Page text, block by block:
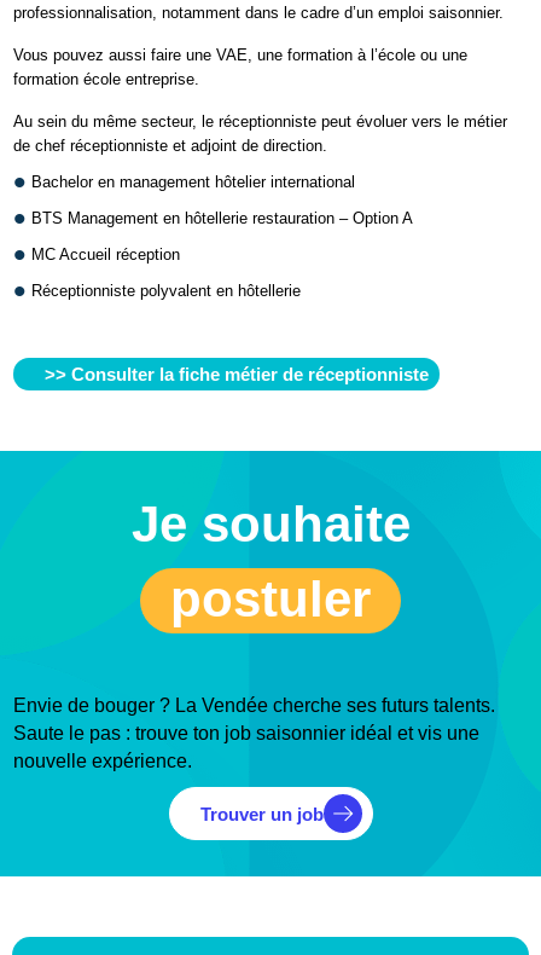
professionnalisation, notamment dans le cadre d’un emploi saisonnier.
Vous pouvez aussi faire une VAE, une formation à l’école ou une
formation école entreprise.
Au sein du même secteur, le réceptionniste peut évoluer vers le métier
de chef réceptionniste et adjoint de direction.
Bachelor en management hôtelier international
BTS Management en hôtellerie restauration – Option A
MC Accueil réception
Réceptionniste polyvalent en hôtellerie
>> Consulter la fiche métier de réceptionniste
Je souhaite
postuler
Envie de bouger ? La Vendée cherche ses futurs talents.
Saute le pas : trouve ton job saisonnier idéal et vis une
nouvelle expérience.
Trouver un job